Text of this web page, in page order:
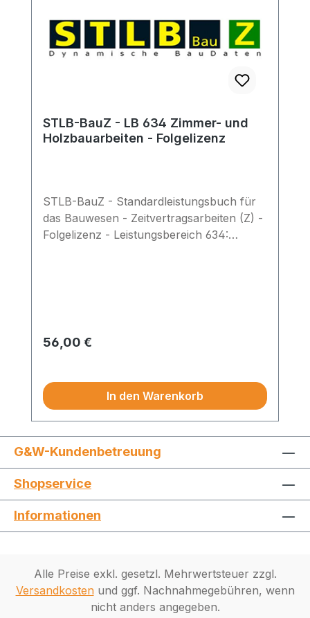
STLB-BauZ - LB 634 Zimmer- und
Holzbauarbeiten - Folgelizenz
STLB-BauZ - Standardleistungsbuch für
das Bauwesen - Zeitvertragsarbeiten (Z) -
Folgelizenz - Leistungsbereich 634:
Regulärer Preis:
56,00 €
In den Warenkorb
G&W-Kundenbetreuung
Shopservice
Informationen
Alle Preise exkl. gesetzl. Mehrwertsteuer zzgl.
Versandkostenund ggf. Nachnahmegebühren, wenn
nicht anders angegeben.